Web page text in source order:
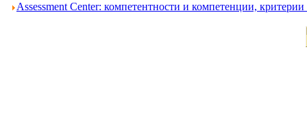
Assessment Center: компетентности и компетенции,